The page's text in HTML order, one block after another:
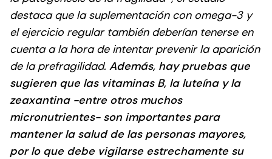
destaca que la suplementación con omega-3 y
el ejercicio regular también deberían tenerse en
cuenta a la hora de intentar prevenir la aparición
de la prefragilidad. Además, hay pruebas que
sugieren que las vitaminas B, la luteína y la
zeaxantina -entre otros muchos
micronutrientes- son importantes para
mantener la salud de las personas mayores,
por lo que debe vigilarse estrechamente su